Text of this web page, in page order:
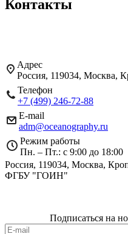
Контакты
Адрес
Россия, 119034, Москва,
Телефон
+7 (499) 246-72-88
E-mail
adm@oceanography.ru
Режим работы
Пн. – Пт.: с 9:00 до 18:00
Россия, 119034, Москва,
ФГБУ "ГОИН"
Подписаться на